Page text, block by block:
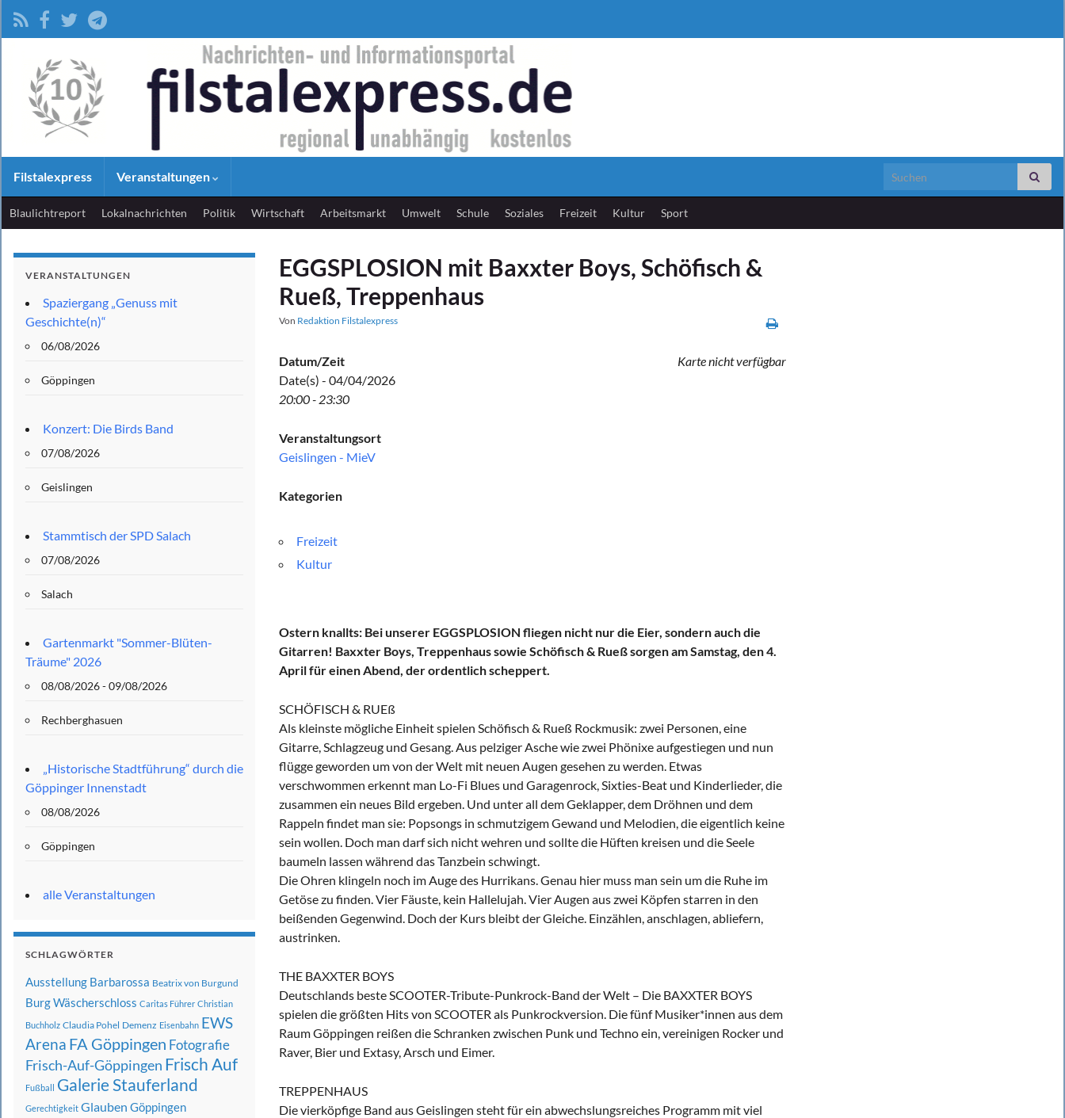
Filstalexpress Veranstaltungen Search for:
Blaulichtreport Lokalnachrichten Politik Wirtschaft Arbeitsmarkt Umwelt Schule Soziales Freizeit Kultur Sport
EGGSPLOSION mit Baxxter Boys, Schöfisch &
Rueß, Treppenhaus
Von Redaktion Filstalexpress
Karte nicht verfügbar
Datum/Zeit
Date(s) - 04/04/2026
20:00 - 23:30
Veranstaltungsort
Geislingen - MieV
Kategorien
Freizeit
Kultur
Ostern knallts: Bei unserer EGGSPLOSION fliegen nicht nur die Eier, sondern auch die
Gitarren! Baxxter Boys, Treppenhaus sowie Schöfisch & Rueß sorgen am Samstag, den 4.
April für einen Abend, der ordentlich scheppert.
SCHÖFISCH & RUEß
Als kleinste mögliche Einheit spielen Schöfisch & Rueß Rockmusik: zwei Personen, eine
Gitarre, Schlagzeug und Gesang. Aus pelziger Asche wie zwei Phönixe aufgestiegen und nun
flügge geworden um von der Welt mit neuen Augen gesehen zu werden. Etwas
verschwommen erkennt man Lo-Fi Blues und Garagenrock, Sixties-Beat und Kinderlieder, die
zusammen ein neues Bild ergeben. Und unter all dem Geklapper, dem Dröhnen und dem
Rappeln findet man sie: Popsongs in schmutzigem Gewand und Melodien, die eigentlich keine
sein wollen. Doch man darf sich nicht wehren und sollte die Hüften kreisen und die Seele
baumeln lassen während das Tanzbein schwingt.
Die Ohren klingeln noch im Auge des Hurrikans. Genau hier muss man sein um die Ruhe im
Getöse zu finden. Vier Fäuste, kein Hallelujah. Vier Augen aus zwei Köpfen starren in den
beißenden Gegenwind. Doch der Kurs bleibt der Gleiche. Einzählen, anschlagen, abliefern,
austrinken.
THE BAXXTER BOYS
Deutschlands beste SCOOTER-Tribute-Punkrock-Band der Welt – Die BAXXTER BOYS
spielen die größten Hits von SCOOTER als Punkrockversion. Die fünf Musiker*innen aus dem
Raum Göppingen reißen die Schranken zwischen Punk und Techno ein, vereinigen Rocker und
Raver, Bier und Extasy, Arsch und Eimer.
TREPPENHAUS
Die vierköpfige Band aus Geislingen steht für ein abwechslungsreiches Programm mit viel
VERANSTALTUNGEN
Spaziergang „Genuss mit
Geschichte(n)“
06/08/2026
Göppingen
Konzert: Die Birds Band
07/08/2026
Geislingen
Stammtisch der SPD Salach
07/08/2026
Salach
Gartenmarkt "Sommer-Blüten-
Träume" 2026
08/08/2026 - 09/08/2026
Rechberghasuen
„Historische Stadtführung“ durch die
Göppinger Innenstadt
08/08/2026
Göppingen
alle Veranstaltungen
SCHLAGWÖRTER
Ausstellung Barbarossa Beatrix von Burgund
Burg Wäscherschloss Caritas Führer Christian
Buchholz Claudia Pohel Demenz Eisenbahn EWS
Arena FA Göppingen Fotografie
Frisch-Auf-Göppingen Frisch Auf
Fußball Galerie Stauferland
Gerechtigkeit Glauben Göppingen